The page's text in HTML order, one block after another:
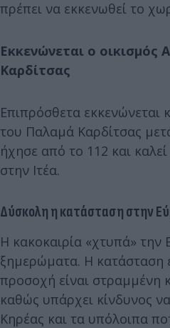
πρέπει να εκκενωθεί το
Εκκενώνεται ο
Καρδίτσας
Επιπρόσθετα εκκενώνεται
του Παλαμά Καρδίτσας
ήχησε από το 112 και
στην Ιτέα.
Δύσκολη η κατάσταση στην
Η κακοκαιρία «χτυπά» την
ξημερώματα. Η κατάσταση
προσοχή είναι στραμμένη
καθώς υπάρχει κίνδυνος
Κηρέας και τα υπόλοιπα